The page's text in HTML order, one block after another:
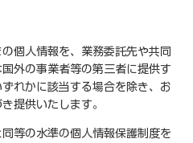
個人情報を、業務委託先や共同
外の事業者等の第三者に提供す
れかに該当する場合を除き、お
提供いたします。
等の水準の個人情報保護制度を